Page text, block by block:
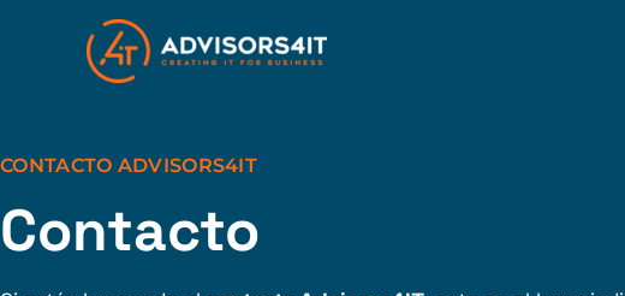
contenido
CONTACTO ADVISORS4IT
Contacto